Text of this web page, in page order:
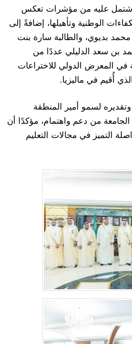
اشتمل عليه من مؤشرات تعكس
الوطنية وتأهيلها، إضافةً إلى
بديوي، والطالبة سارة بنت
بن سعد الدليلي عددًا من
في المعرض الدولي للاختراعات
لسمو أمير المنطقة
من دعم واهتمام، مؤكدًا أن
التميز في مجالات التعليم